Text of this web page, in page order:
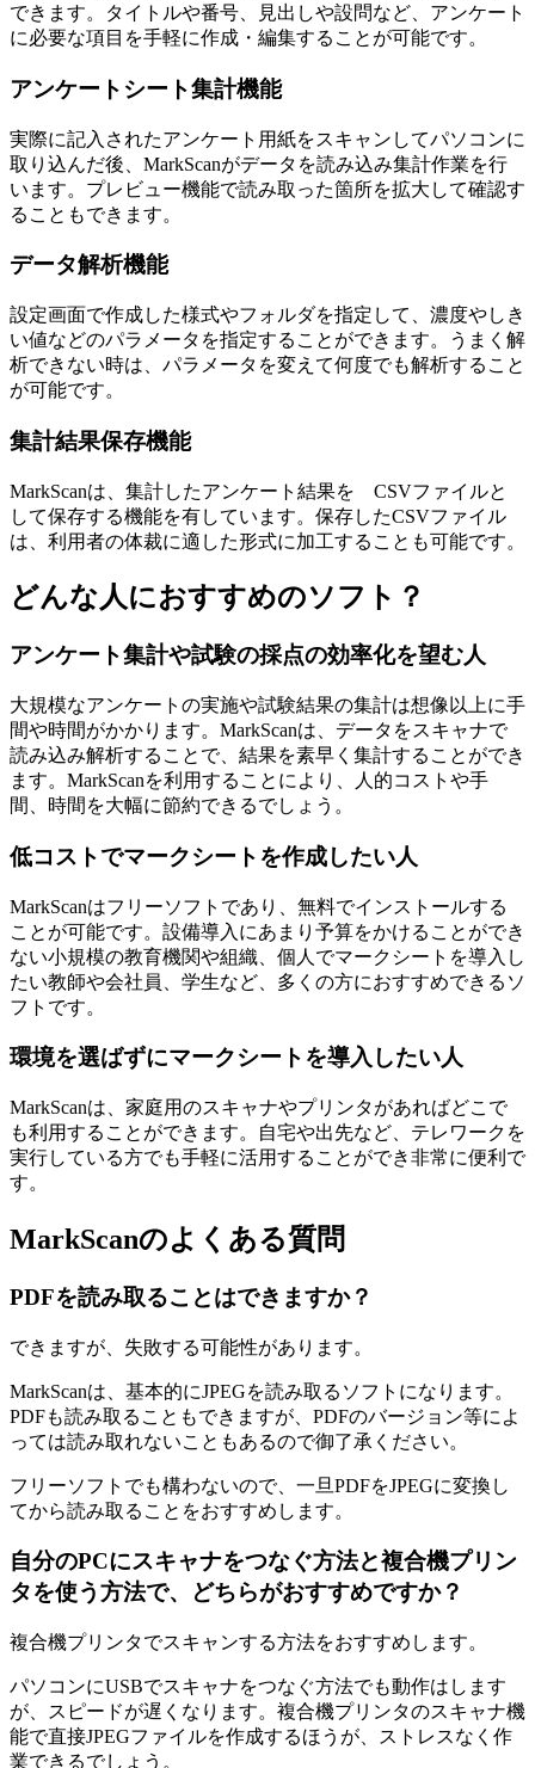
できます。タイトルや番号、見出しや設問など、アンケート
に必要な項目を手軽に作成・編集することが可能です。
アンケートシート集計機能
実際に記入されたアンケート用紙をスキャンしてパソコンに
取り込んだ後、MarkScanがデータを読み込み集計作業を行
います。プレビュー機能で読み取った箇所を拡大して確認す
ることもできます。
データ解析機能
設定画面で作成した様式やフォルダを指定して、濃度やしき
い値などのパラメータを指定することができます。うまく解
析できない時は、パラメータを変えて何度でも解析すること
が可能です。
集計結果保存機能
MarkScanは、集計したアンケート結果を CSVファイルと
して保存する機能を有しています。保存したCSVファイル
は、利用者の体裁に適した形式に加工することも可能です。
どんな人におすすめのソフト？
アンケート集計や試験の採点の効率化を望む人
大規模なアンケートの実施や試験結果の集計は想像以上に手
間や時間がかかります。MarkScanは、データをスキャナで
読み込み解析することで、結果を素早く集計することができ
ます。MarkScanを利用することにより、人的コストや手
間、時間を大幅に節約できるでしょう。
低コストでマークシートを作成したい人
MarkScanはフリーソフトであり、無料でインストールする
ことが可能です。設備導入にあまり予算をかけることができ
ない小規模の教育機関や組織、個人でマークシートを導入し
たい教師や会社員、学生など、多くの方におすすめできるソ
フトです。
環境を選ばずにマークシートを導入したい人
MarkScanは、家庭用のスキャナやプリンタがあればどこで
も利用することができます。自宅や出先など、テレワークを
実行している方でも手軽に活用することができ非常に便利で
す。
MarkScanのよくある質問
PDFを読み取ることはできますか？
できますが、失敗する可能性があります。
MarkScanは、基本的にJPEGを読み取るソフトになります。
PDFも読み取ることもできますが、PDFのバージョン等によ
っては読み取れないこともあるので御了承ください。
フリーソフトでも構わないので、一旦PDFをJPEGに変換し
てから読み取ることをおすすめします。
自分のPCにスキャナをつなぐ方法と複合機プリン
タを使う方法で、どちらがおすすめですか？
複合機プリンタでスキャンする方法をおすすめします。
パソコンにUSBでスキャナをつなぐ方法でも動作はします
が、スピードが遅くなります。複合機プリンタのスキャナ機
能で直接JPEGファイルを作成するほうが、ストレスなく作
業できるでしょう。